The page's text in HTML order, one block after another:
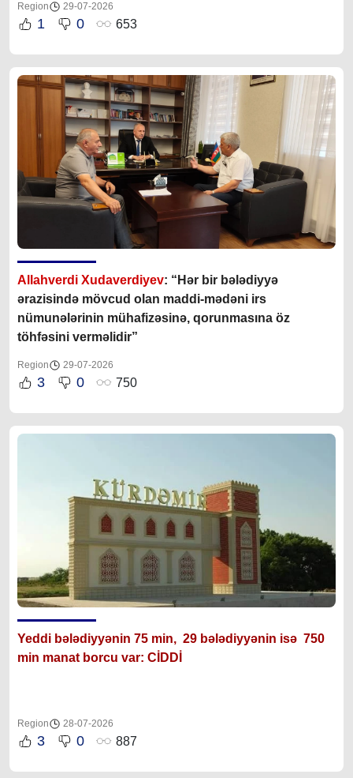
Region 29-07-2026
1 0 653
Allahverdi Xudaverdiyev: “Hər bir bələdiyyə
ərazisində mövcud olan maddi-mədəni irs
nümunələrinin mühafizəsinə, qorunmasına öz
töhfəsini verməlidir”
Region 29-07-2026
3 0 750
Yeddi bələdiyyənin 75 min, 29 bələdiyyənin isə 750
min manat borcu var: CİDDİ
Region 28-07-2026
3 0 887